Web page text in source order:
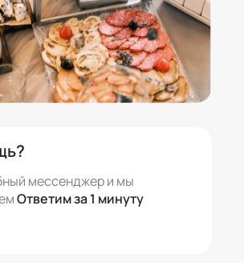
мессенджер и мы
Ответим за 1 минуту